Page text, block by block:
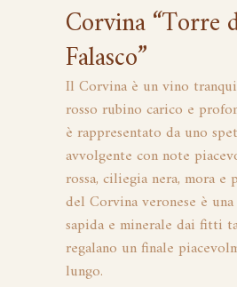
Corvina “Torre
Falasco”
Il Corvina è un vino
rosso rubino carico e
è rappresentato da uno
avvolgente con note
rossa, ciliegia nera, mora e
del Corvina veronese è
sapida e minerale dai fitti
regalano un finale
lungo.